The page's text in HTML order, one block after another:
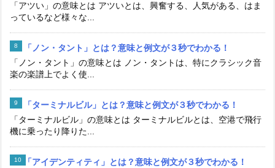
「アツい」の意味とは アツいとは、興奮する、人気がある、はま
っているなど様々な...
「ノン・タント」とは？意味と例文が３秒でわかる！
「ノン・タント」の意味とは ノン・タントは、特にクラシック音
楽の楽譜上でよく使...
「ターミナルビル」とは？意味と例文が３秒でわかる！
「ターミナルビル」の意味とは ターミナルビルとは、空港で飛行
機に乗ったり降りた...
「アイデンティティ」とは？意味と例文が３秒でわかる！